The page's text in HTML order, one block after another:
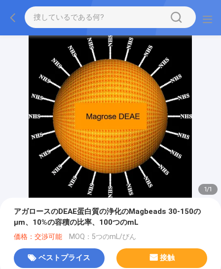
1/1
アガロースのDEAE蛋白質の浄化のMagbeads 30-150の
μm、10%の容積の比率、100つのmL
価格：交渉可能 MOQ：5つのmL/びん
ベストプライス 接触